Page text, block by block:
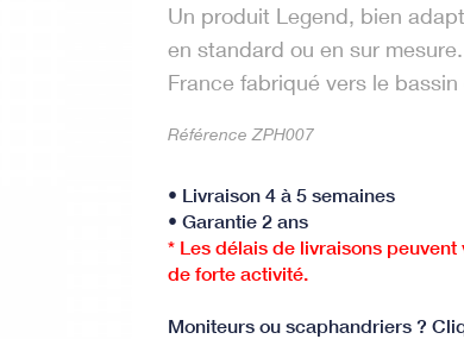
Un produit Legend, bien
en standard ou en sur
France fabriqué vers le
Référence ZPH007
• Livraison 4 à 5 semaines
• Garantie 2 ans
* Les délais de livraisons
de forte activité.
Moniteurs ou scaphandriers ?